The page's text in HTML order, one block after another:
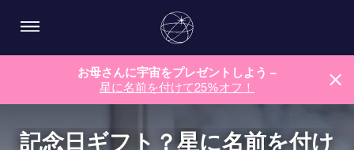
お母さんに宇宙をプレゼントしよう –
星に名前を付けて25%オフ！
記念日ギフト？星に名前を付け